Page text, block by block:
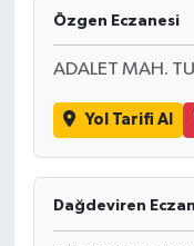
Özgen Eczanesi
ADALET MAH.
Yol Tarifi Al
Dağdeviren